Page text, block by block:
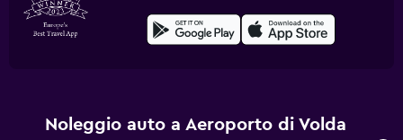
Noleggio auto a Aeroporto di Volda